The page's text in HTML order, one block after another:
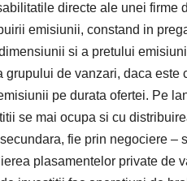
directe ale unei firme
emisiunii, constand in
si a pretului
grupului de vanzari, daca este
pe durata ofertei. Pe
se mai ocupa si cu
fie prin negociere –
plasamentelor private de